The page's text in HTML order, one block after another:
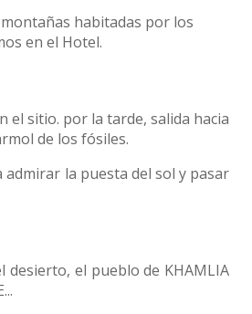
habitadas por los
en el Hotel.
el sitio. por la tarde, salida hacia
de los fósiles.
la puesta del sol y pasar
desierto, el pueblo de KHAMLIA